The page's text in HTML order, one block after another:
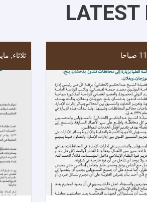
LATEST
ثلاثاء, مايو 12 2026 11:39